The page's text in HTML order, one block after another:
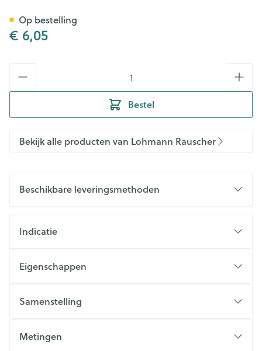
€ 6,05
Bestel
Op bestelling
Bekijk alle producten van Lohmann Rauscher
Beschikbare leveringsmethoden
Indicatie
Eigenschappen
Samenstelling
Metingen